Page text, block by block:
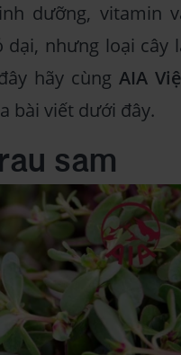
dưỡng, vitamin
nhưng loại cây
hãy cùng AIA
bài viết dưới đây.
sam